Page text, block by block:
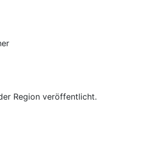
Region veröffentlicht.